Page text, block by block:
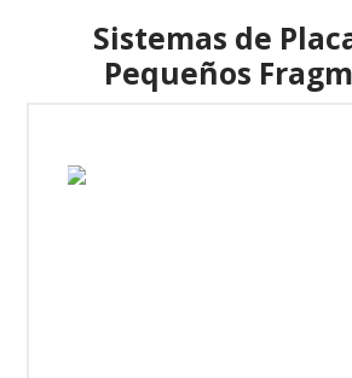
Sistemas de
Pequeños